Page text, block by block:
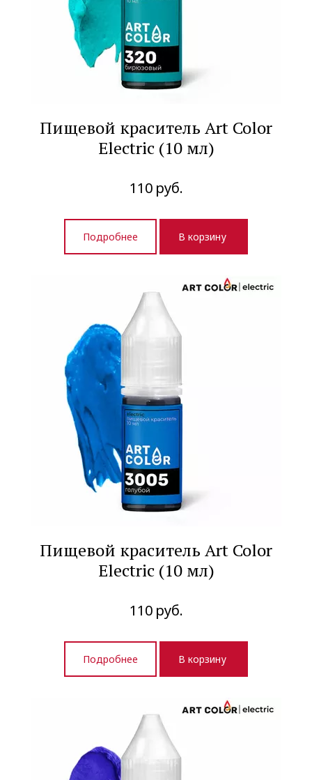
Пищевой краситель Art Color
Electric (10 мл)
110 руб.
Подробнее В корзину
Пищевой краситель Art Color
Electric (10 мл)
110 руб.
Подробнее В корзину